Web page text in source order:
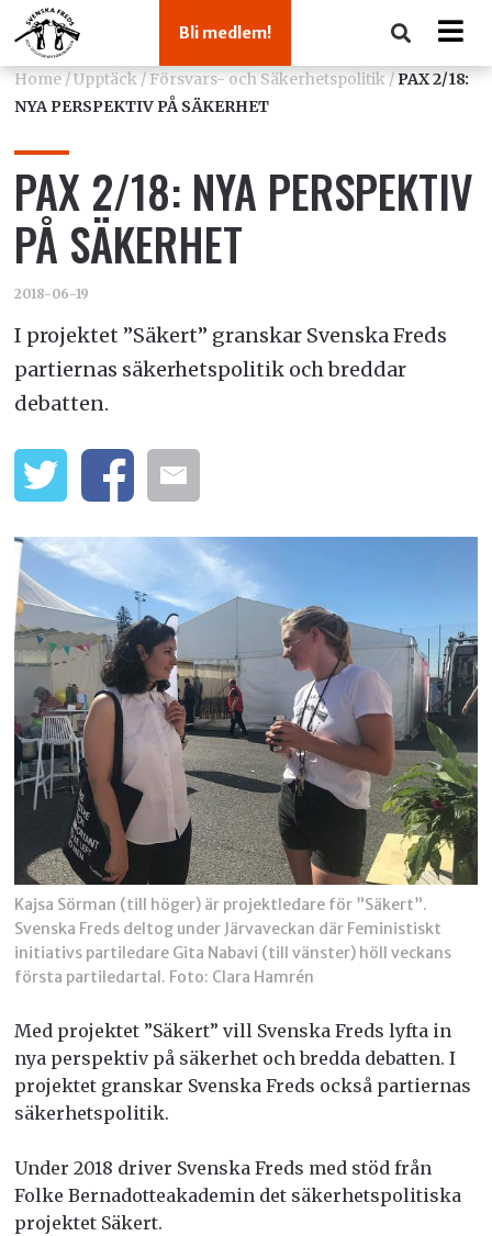
Bli medlem!
Home/Upptäck/Försvars- och Säkerhetspolitik/ PAX 2/18:
NYA PERSPEKTIV PÅ SÄKERHET
PAX 2/18: NYA PERSPEKTIV
PÅ SÄKERHET
2018-06-19
I projektet ”Säkert” granskar Svenska Freds
partiernas säkerhetspolitik och breddar
debatten.
Kajsa Sörman (till höger) är projektledare för ”Säkert”.
Svenska Freds deltog under Järvaveckan där Feministiskt
initiativs partiledare Gita Nabavi (till vänster) höll veckans
första partiledartal. Foto: Clara Hamrén
Med projektet ”Säkert” vill Svenska Freds lyfta in
nya perspektiv på säkerhet och bredda debatten. I
projektet granskar Svenska Freds också partiernas
säkerhetspolitik.
Under 2018 driver Svenska Freds med stöd från
Folke Bernadotteakademin det säkerhetspolitiska
projektet Säkert.